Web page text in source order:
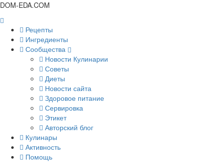
DOM-EDA.COM
Рецепты
Ингредиенты
Сообщества
Новости Кулинарии
Советы
Диеты
Новости сайта
Здоровое питание
Сервировка
Этикет
Авторский блог
Кулинары
Активность
Помощь